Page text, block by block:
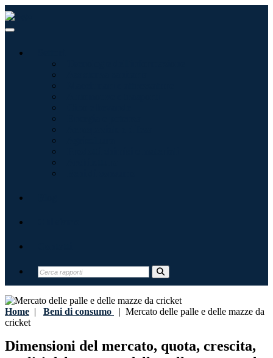
Home | Beni di consumo | Mercato delle palle e delle mazze da
cricket
Dimensioni del mercato, quota, crescita,